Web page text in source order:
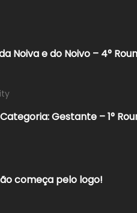
Noiva e do Noivo – 4°
Gestante – 1°
começa pelo logo!